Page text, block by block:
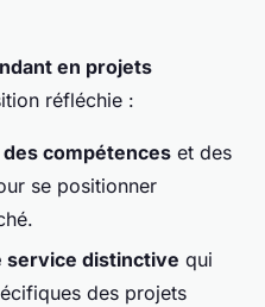
en projets
réfléchie :
compétences et des
se positionner
service distinctive qui
des projets